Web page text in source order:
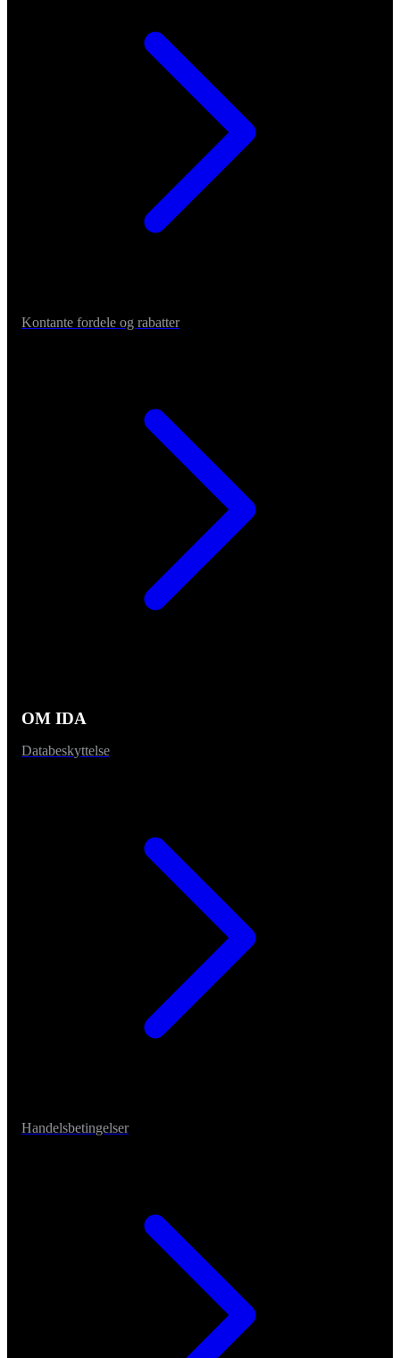
Kontante fordele og rabatter
OM IDA
Databeskyttelse
Handelsbetingelser